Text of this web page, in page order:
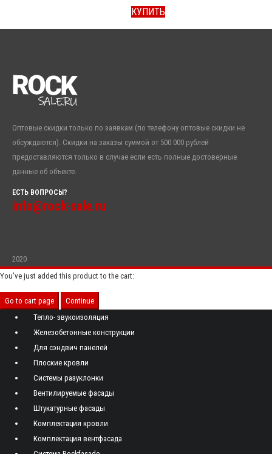
КУПИТЬ
Оптовые скидки только по заявкам (по телефону оптовые скидки не
обсуждаются). Скидки на заказы суммой от 500 000 рублей
предоставляются только в случае если есть полные достоверные
данные об объекте.
ЕСТЬ ВОПРОСЫ?
info@rock-sale.ru
2020
You've just added this product to the cart:
Go to cart page
Continue
Тепло- звукоизоляция
Железобетонные конструкции
Для сэндвич панелей
Плоские кровли
Системы разуклонки
Вентилируемые фасады
Штукатурные фасады
Комплектация кровли
Комплектация вентфасада